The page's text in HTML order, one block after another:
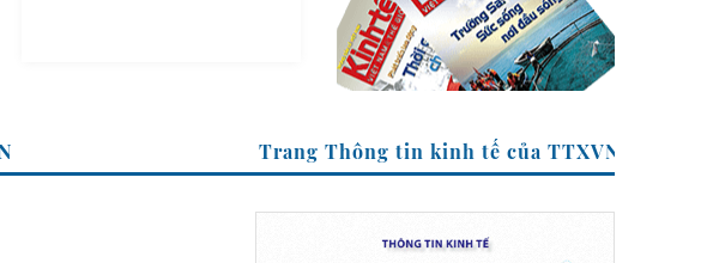
Trang Thông tin kinh tế của TTXVN